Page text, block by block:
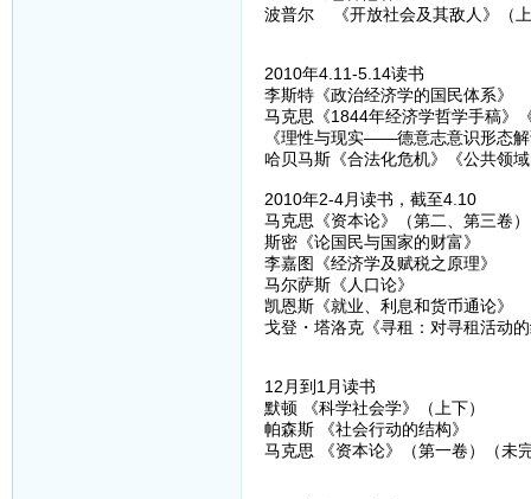
波普尔 《开放社会及其敌人》（
2010年4.11-5.14读书
李斯特《政治经济学的国民体系》
马克思《1844年经济学哲学手稿》
《理性与现实——德意志意识形态
哈贝马斯《合法化危机》《公共领
2010年2-4月读书，截至4.10
马克思《资本论》（第二、第三卷）
斯密《论国民与国家的财富》
李嘉图《经济学及赋税之原理》
马尔萨斯《人口论》
凯恩斯《就业、利息和货币通论》
戈登・塔洛克《寻租：对寻租活动
12月到1月读书
默顿 《科学社会学》（上下）
帕森斯 《社会行动的结构》
马克思 《资本论》（第一卷）（未